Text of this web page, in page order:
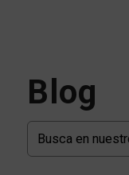
Blog